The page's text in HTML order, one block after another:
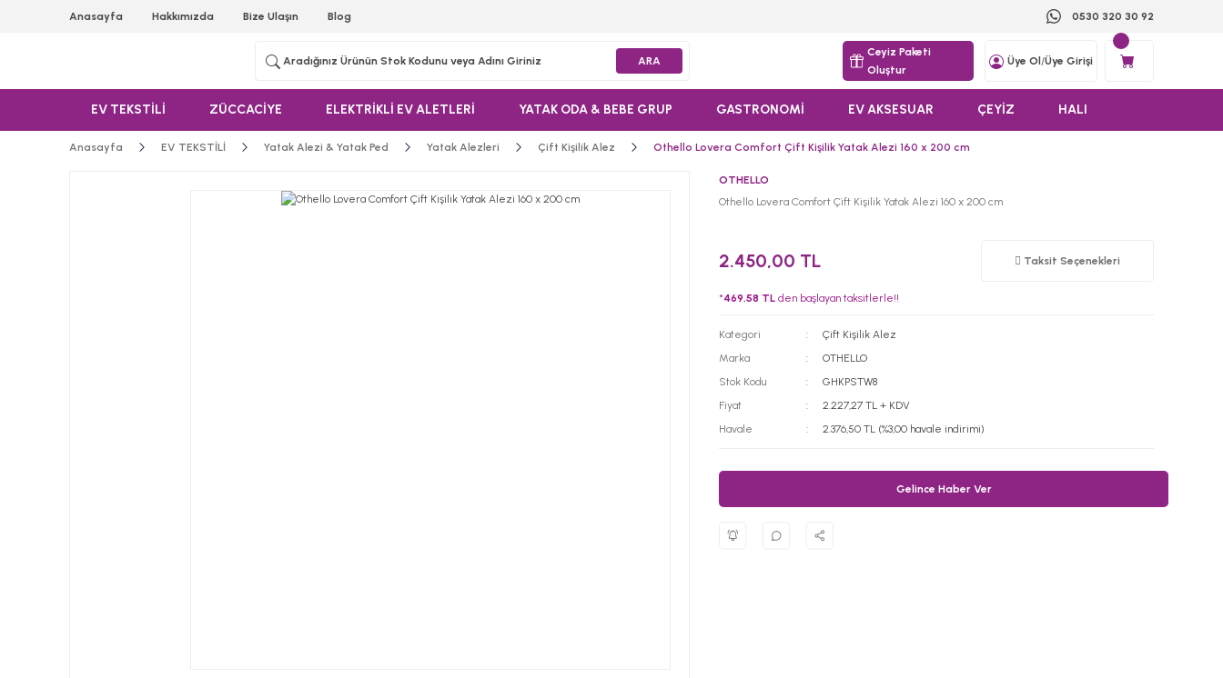
Anasayfa Hakkımızda Bize Ulaşın Blog 0530 320 30 92
ARA
Ceyiz Paketi
Oluştur
Üye Ol /Üye Girişi
EV TEKSTİLİ ZÜCCACİYE ELEKTRİKLİ EV ALETLERİ YATAK ODA & BEBE GRUP GASTRONOMİ EV AKSESUAR ÇEYİZ HALI
Anasayfa EV TEKSTİLİ Yatak Alezi & Yatak Ped Yatak Alezleri Çift Kişilik Alez Othello Lovera Comfort Çift Kişilik Yatak Alezi 160 x 200 cm
OTHELLO
Othello Lovera Comfort Çift Kişilik Yatak Alezi 160 x 200 cm
2.450,00 TL Taksit Seçenekleri
*469,58 TL den başlayan taksitlerle!!
Kategori
Çift Kişilik Alez
Marka
OTHELLO
Stok Kodu
GHKPSTW8
Fiyat
2.227,27 TL + KDV
Havale
2.376,50 TL (%3,00 havale indirimi)
Gelince Haber Ver